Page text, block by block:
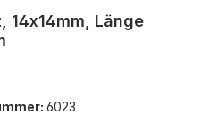
14x14mm, Länge
6023